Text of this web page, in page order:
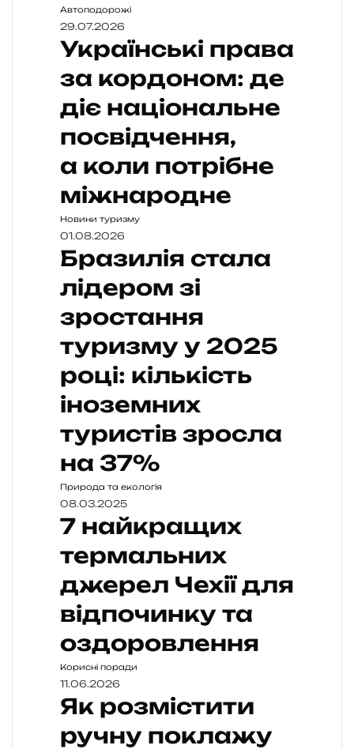
Автоподорожі
29.07.2026
Українські права
за кордоном: де
діє національне
посвідчення,
а коли потрібне
міжнародне
Новини туризму
01.08.2026
Бразилія стала
лідером зі
зростання
туризму у 2025
році: кількість
іноземних
туристів зросла
на 37%
Природа та екологія
08.03.2025
7 найкращих
термальних
джерел Чехії для
відпочинку та
оздоровлення
Корисні поради
11.06.2026
Як розмістити
ручну поклажу